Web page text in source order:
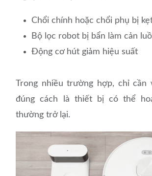
Chổi chính hoặc chổi phụ bị
Bộ lọc robot bị bẩn làm cản
Động cơ hút giảm hiệu suất
Trong nhiều trường hợp, chỉ cần
đúng cách là thiết bị có thể
thường trở lại.